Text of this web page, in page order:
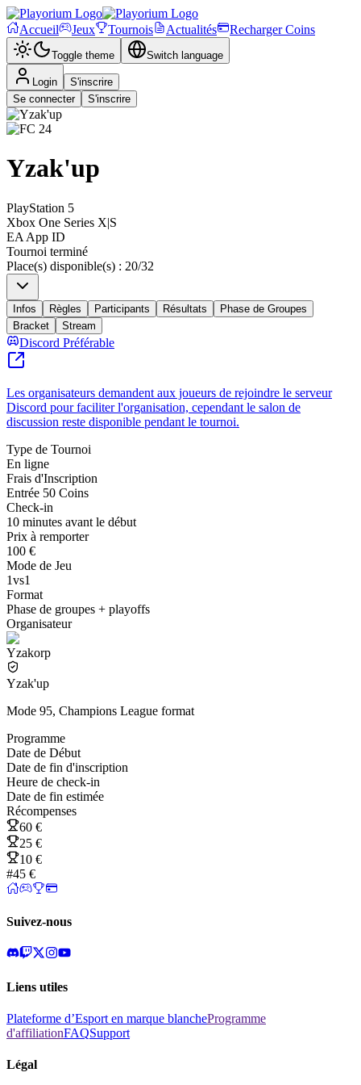
Accueil Jeux Tournois Actualités Recharger Coins
Toggle theme Switch language
Login
S'inscrire
Se connecter
S'inscrire
Yzak'up
PlayStation 5
Xbox One Series X|S
EA App ID
Tournoi terminé
Place(s) disponible(s) : 20/32
Infos Règles Participants Résultats
Phase de Groupes
Bracket
Stream
Discord Préférable
Les organisateurs demandent aux joueurs de rejoindre le serveur
Discord pour faciliter l'organisation, cependant le salon de
discussion reste disponible pendant le tournoi.
Type de Tournoi
En ligne
Frais d'Inscription
Entrée 50 Coins
Check-in
10 minutes avant le début
Prix à remporter
100 €
Mode de Jeu
1vs1
Format
Phase de groupes + playoffs
Organisateur
Yzakorp
Yzak'up
Mode 95, Champions League format
Programme
Date de Début
Date de fin d'inscription
Heure de check-in
Date de fin estimée
Récompenses
60 €
25 €
10 €
#45 €
Suivez-nous
Liens utiles
Plateforme d’Esport en marque blancheProgramme
d'affiliationFAQSupport
Légal